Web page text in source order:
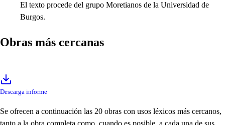
El texto procede del grupo Moretianos de la Universidad de
Burgos.
Obras más cercanas
Descarga informe
Se ofrecen a continuación las 20 obras con usos léxicos más cercanos,